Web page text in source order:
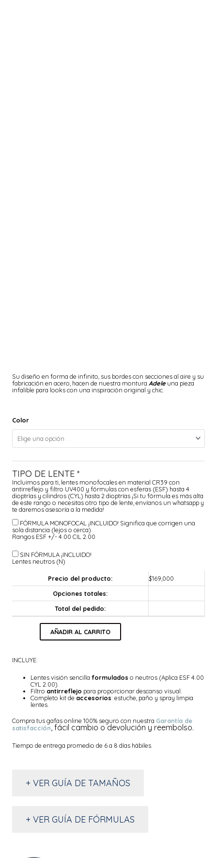
Su diseño en forma de infinito, sus bordes con secciones al aire y su
fabricación en acero, hacen de nuestra montura Adele una pieza
infalible para looks con una inspiración original y chic.
Color
TIPO DE LENTE *
Incluimos para ti, lentes monofocales en material CR39 con
antirreflejo y filtro UV400 y fórmulas con esferas (ESF) hasta 4
dioptrías y cilindros (CYL) hasta 2 dioptrías ¡Si tu fórmula es más alta
de este rango o necesitas otro tipo de lente, envíanos un whatsapp y
te daremos asesoría a la medida!
FÓRMULA MONOFOCAL ¡INCLUIDO! Significa que corrigen una
sola distancia (lejos o cerca).
Rangos ESF +/- 4.00 CIL 2.00
SIN FÓRMULA ¡INCLUIDO!
Lentes neutros (N)
Precio del producto: $169,000
Opciones totales:
Total del pedido:
AÑADIR AL CARRITO
INCLUYE:
Lentes visión sencillaformulados o neutros (Aplica ESF 4.00
CYL 2.00).
Filtro antirreflejo para proporcionar descanso visual.
Completo kit de accesorios: estuche, paño y spray limpia
lentes.
Compra tus gafas online 100% seguro con nuestra Garantía de
satisfacción, fácil cambio o devolución y reembolso.
Tiempo de entrega promedio de 6 a 8 días hábiles.
+ VER GUÍA DE TAMAÑOS
+ VER GUÍA DE FÓRMULAS